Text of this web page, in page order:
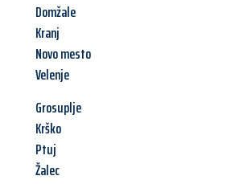
Domžale
Kranj
Novo mesto
Velenje
Grosuplje
Krško
Ptuj
Žalec